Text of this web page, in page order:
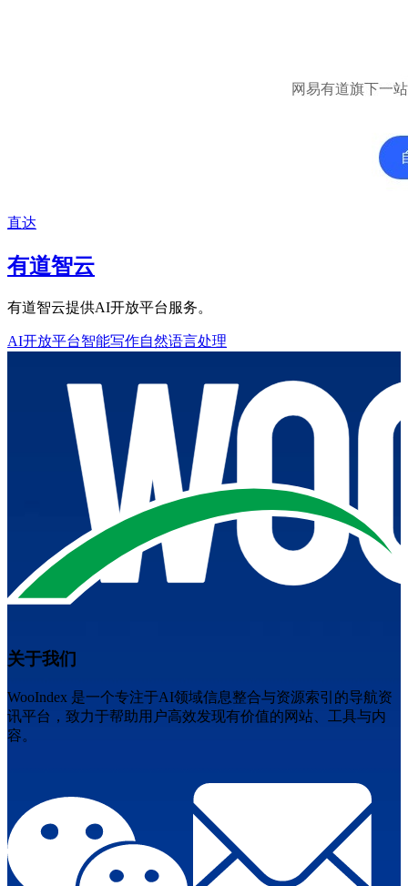
直达
有道智云
有道智云提供AI开放平台服务。
AI开放平台智能写作自然语言处理
关于我们
WooIndex 是一个专注于AI领域信息整合与资源索引的导航资
讯平台，致力于帮助用户高效发现有价值的网站、工具与内
容。